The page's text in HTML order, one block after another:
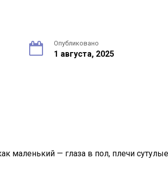
Опубликовано
1 августа, 2025
маленький — глаза в пол, плечи